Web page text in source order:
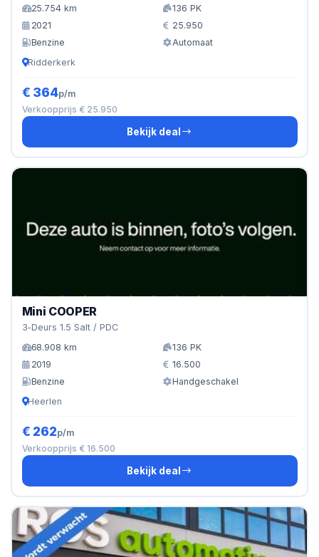
25.754 km
136 PK
2021
25.950
Benzine
Automaat
Ridderkerk
€ 364p/m
Verkoopprijs € 25.950
Bekijk deal
Mini COOPER
3-Deurs 1.5 Salt / PDC
68.908 km
136 PK
2019
16.500
Benzine
Handgeschakel
Heerlen
€ 262p/m
Verkoopprijs € 16.500
Bekijk deal